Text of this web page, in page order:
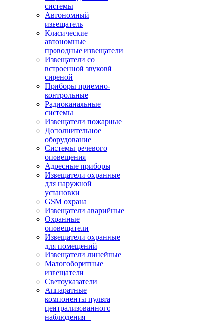
системы
Автономный
извещатель
Класические
автономные
проводные извещатели
Извещатели со
встроенной звуковй
сиреной
Приборы приемно-
контрольные
Радиоканальные
системы
Извещатели пожарные
Дополнительное
оборудование
Системы речевого
оповещения
Адресные приборы
Извещатели охранные
для наружной
установки
GSM охрана
Извещатели аварийные
Охранные
оповещатели
Извещатели охранные
для помещений
Извещатели линейные
Малогоборитные
извещатели
Светоуказатели
Аппаратные
компоненты пульта
централизованного
наблюдения –